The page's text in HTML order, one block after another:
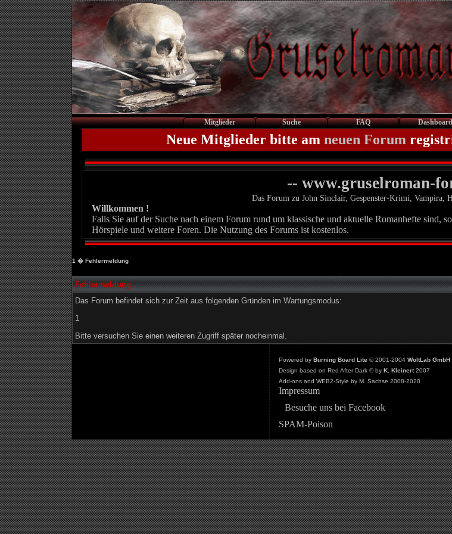
Mitglieder Suche FAQ Dashboard
Neue Mitglieder bitte am neuen Forum
-- www.gruselroman-
Das Forum zu John Sinclair, Gespenster-Krimi, Vampira,
Willkommen !
Falls Sie auf der Suche nach einem Forum rund um klassische und aktuelle Romanhefte sind,
Hörspiele und weitere Foren. Die Nutzung des Forums ist kostenlos.
1 � Fehlermeldung
Fehlermeldung
Das Forum befindet sich zur Zeit aus folgenden Gründen im Wartungsmodus:
1
Bitte versuchen Sie einen weiteren Zugriff später nocheinmal.
Powered by Burning Board Lite© 2001-2004 WoltLab GmbH
Design based on Red After Dark © by K. Kleinert2007
Add-ons and WEB2-Style by M. Sachse 2008-2020
Impressum
Besuche uns bei Facebook
SPAM-Poison